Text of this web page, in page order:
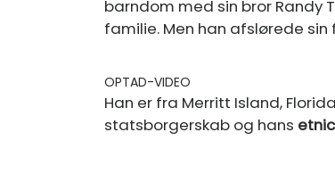
barndom med sin bror Randy
familie. Men han afslørede sin
OPTAD-VIDEO
Han er fra Merritt Island,
statsborgerskab og hans